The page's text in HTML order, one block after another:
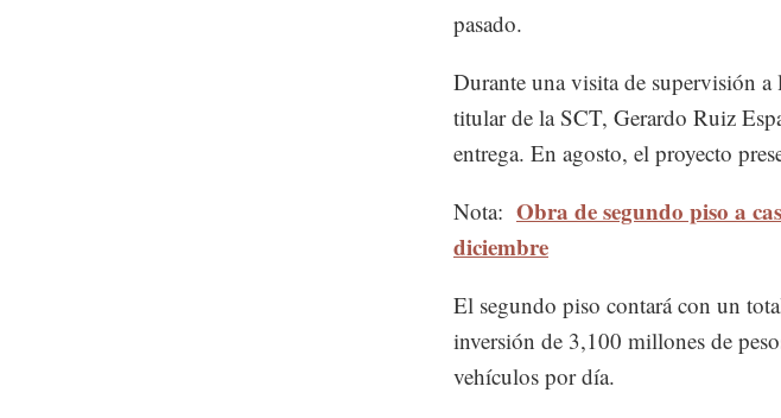
pasado.
Durante una visita de supervisión a
titular de la SCT, Gerardo Ruiz
entrega. En agosto, el proyecto
Nota: Obra de segundo piso a
diciembre
El segundo piso contará con un
inversión de 3,100 millones de
vehículos por día.